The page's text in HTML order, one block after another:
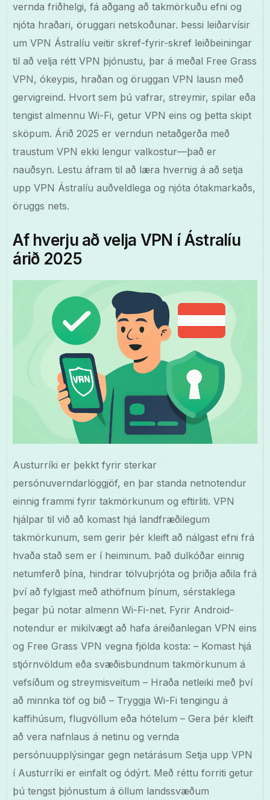
vernda friðhelgi, fá aðgang að takmörkuðu efni og
njóta hraðari, öruggari netskoðunar. Þessi leiðarvísir
um VPN Ástralíu veitir skref-fyrir-skref leiðbeiningar
til að velja rétt VPN þjónustu, þar á meðal Free Grass
VPN, ókeypis, hraðan og öruggan VPN lausn með
gervigreind. Hvort sem þú vafrar, streymir, spilar eða
tengist almennu Wi-Fi, getur VPN eins og þetta skipt
sköpum. Árið 2025 er verndun netaðgerða með
traustum VPN ekki lengur valkostur—það er
nauðsyn. Lestu áfram til að læra hvernig á að setja
upp VPN Ástralíu auðveldlega og njóta ótakmarkaðs,
öruggs nets.
Af hverju að velja VPN í Ástralíu
árið 2025
Austurríki er þekkt fyrir sterkar
persónuverndarlöggjöf, en þar standa netnotendur
einnig frammi fyrir takmörkunum og eftirliti. VPN
hjálpar til við að komast hjá landfræðilegum
takmörkunum, sem gerir þér kleift að nálgast efni frá
hvaða stað sem er í heiminum. Það dulkóðar einnig
netumferð þína, hindrar tölvuþrjóta og þriðja aðila frá
því að fylgjast með athöfnum þínum, sérstaklega
þegar þú notar almenn Wi-Fi-net. Fyrir Android-
notendur er mikilvægt að hafa áreiðanlegan VPN eins
og Free Grass VPN vegna fjölda kosta: – Komast hjá
stjórnvöldum eða svæðisbundnum takmörkunum á
vefsíðum og streymisveitum – Hraða netleiki með því
að minnka töf og bið – Tryggja Wi-Fi tengingu á
kaffihúsum, flugvöllum eða hótelum – Gera þér kleift
að vera nafnlaus á netinu og vernda
persónuupplýsingar gegn netárásum Setja upp VPN
í Austurríki er einfalt og ódýrt. Með réttu forriti getur
þú tengst þjónustum á öllum landssvæðum